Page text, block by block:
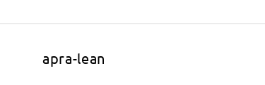
apra-lean